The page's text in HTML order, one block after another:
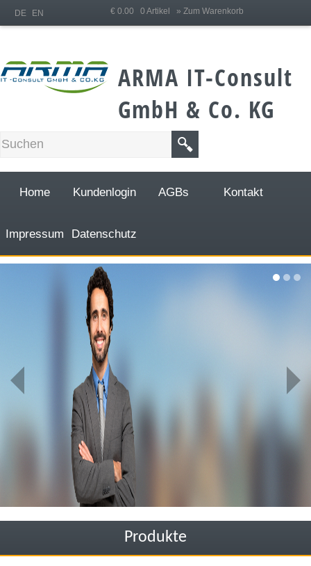
€ 0.00 0 Artikel » Zum Warenkorb
DE EN
ARMA IT-Consult
GmbH & Co. KG
Home Kundenlogin AGBs Kontakt
Impressum Datenschutz
Produkte